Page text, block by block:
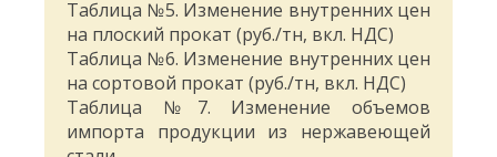
Таблица №5. Изменение внутренних цен
на плоский прокат (руб./тн, вкл. НДС)
Таблица №6. Изменение внутренних цен
на сортовой прокат (руб./тн, вкл. НДС)
Таблица №7. Изменение объемов
импорта продукции из нержавеющей